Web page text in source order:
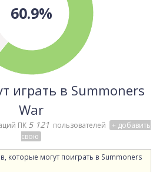
60.9%
играть в Summoners
War
ПК 5 121 пользователей
+ добавить
свою
которые могут поиграть в Summoners